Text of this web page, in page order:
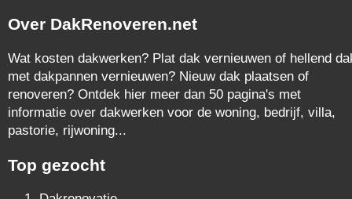
Over DakRenoveren.net
Wat kosten dakwerken? Plat dak vernieuwen of hellend
met dakpannen vernieuwen? Nieuw dak plaatsen of
renoveren? Ontdek hier meer dan 50 pagina's met
informatie over dakwerken voor de woning, bedrijf, villa,
pastorie, rijwoning...
Top gezocht